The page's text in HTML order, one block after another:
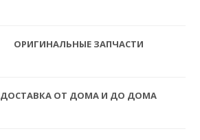
ОРИГИНАЛЬНЫЕ ЗАПЧАСТИ
ДОСТАВКА ОТ ДОМА И ДО ДОМА